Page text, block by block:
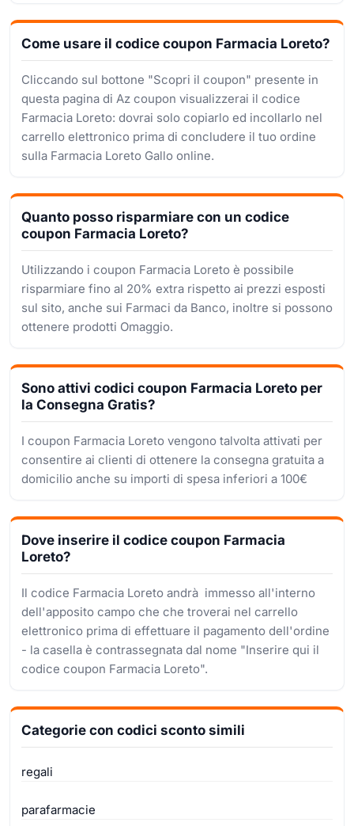
Come usare il codice coupon Farmacia Loreto?
Cliccando sul bottone "Scopri il coupon" presente in
questa pagina di Az coupon visualizzerai il codice
Farmacia Loreto: dovrai solo copiarlo ed incollarlo nel
carrello elettronico prima di concludere il tuo ordine
sulla Farmacia Loreto Gallo online.
Quanto posso risparmiare con un codice
coupon Farmacia Loreto?
Utilizzando i coupon Farmacia Loreto è possibile
risparmiare fino al 20% extra rispetto ai prezzi esposti
sul sito, anche sui Farmaci da Banco, inoltre si possono
ottenere prodotti Omaggio.
Sono attivi codici coupon Farmacia Loreto per
la Consegna Gratis?
I coupon Farmacia Loreto vengono talvolta attivati per
consentire ai clienti di ottenere la consegna gratuita a
domicilio anche su importi di spesa inferiori a 100€
Dove inserire il codice coupon Farmacia
Loreto?
Il codice Farmacia Loreto andrà immesso all'interno
dell'apposito campo che che troverai nel carrello
elettronico prima di effettuare il pagamento dell'ordine
- la casella è contrassegnata dal nome "Inserire qui il
codice coupon Farmacia Loreto".
Categorie con codici sconto simili
regali
parafarmacie